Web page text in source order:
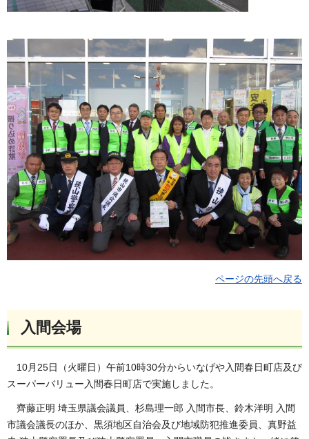
ページの先頭へ戻る
入間会場
10月25日（火曜日）午前10時30分からいなげや入間春日町店及び
スーパーバリュー入間春日町店で実施しました。
齊藤正明 埼玉県議会議員、杉島理一郎 入間市長、鈴木洋明 入間
市議会議長のほか、黒須地区自治会及び地域防犯推進委員、真野益